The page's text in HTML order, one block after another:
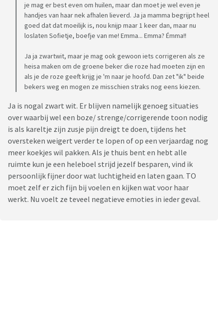
je mag er best even om huilen, maar dan moet je wel even je
handjes van haar nek afhalen lieverd. Ja ja mamma begrijpt heel
goed dat dat moeilijk is, nou knijp maar 1 keer dan, maar nu
loslaten Sofietje, boefje van me! Emma... Emma? Émma!!
Ja ja zwartwit, maar je mag ook gewoon iets corrigeren als ze
heisa maken om de groene beker die roze had moeten zijn en
als je de roze geeft krijg je 'm naar je hoofd. Dan zet "ik" beide
bekers weg en mogen ze misschien straks nog eens kiezen.
Ja is nogal zwart wit. Er blijven namelijk genoeg situaties
over waarbij wel een boze/ strenge/corrigerende toon nodig
is als kareltje zijn zusje pijn dreigt te doen, tijdens het
oversteken weigert verder te lopen of op een verjaardag nog
meer koekjes wil pakken. Als je thuis bent en hebt alle
ruimte kun je een heleboel strijd jezelf besparen, vind ik
persoonlijk fijner door wat luchtigheid en laten gaan. TO
moet zelf er zich fijn bij voelen en kijken wat voor haar
werkt. Nu voelt ze teveel negatieve emoties in ieder geval.